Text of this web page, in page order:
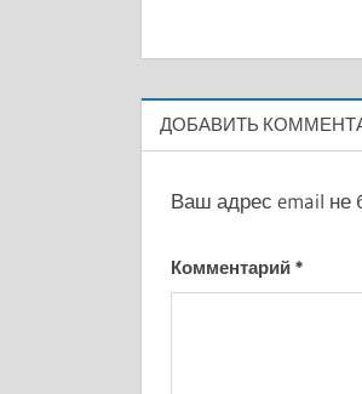
ДОБАВИТЬ
Ваш адрес email не
Комментарий *